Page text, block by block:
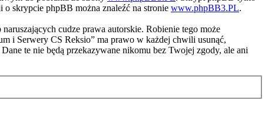
o skrypcie phpBB można znaleźć na stronie www.phpBB3.PL.
cudze prawa autorskie. Robienie tego może
i Serwery CS Reksio” ma prawo w każdej chwili usunąć,
te nie będą przekazywane nikomu bez Twojej zgody, ale ani